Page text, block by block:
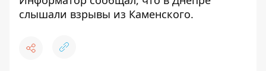
слышали взрывы из Каменского.